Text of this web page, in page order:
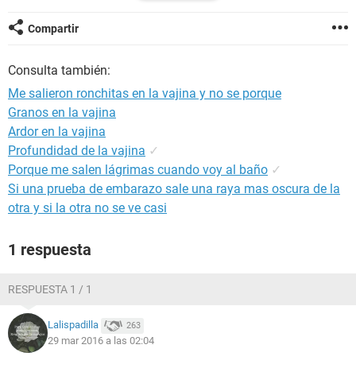
jabón neutro hace 1 día espero que me mejore pero no se si
dejarlo pasar o comprárme alguna crema porque la verdad
ayúdeme plsss espero que me pueda responder lo más
antes posible graciaaas
Compartir
Consulta también:
Me salieron ronchitas en la vajina y no se porque
Granos en la vajina
Ardor en la vajina
Profundidad de la vajina ✓
Porque me salen lágrimas cuando voy al baño ✓
Si una prueba de embarazo sale una raya mas oscura de la
otra y si la otra no se ve casi
1 respuesta
RESPUESTA 1 / 1
Lalispadilla 263
29 mar 2016 a las 02:04